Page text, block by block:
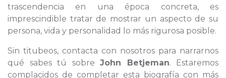
trascendencia en una época concreta, es
imprescindible tratar de mostrar un aspecto de su
persona, vida y personalidad lo más rigurosa posible.
Sin titubeos, contacta con nosotros para narrarnos
qué sabes tú sobre John Betjeman. Estaremos
complacidos de completar esta biografía con más